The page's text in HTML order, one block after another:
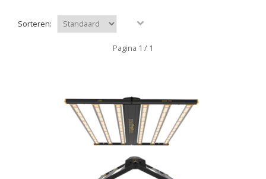
Sorteren:
Pagina 1 / 1